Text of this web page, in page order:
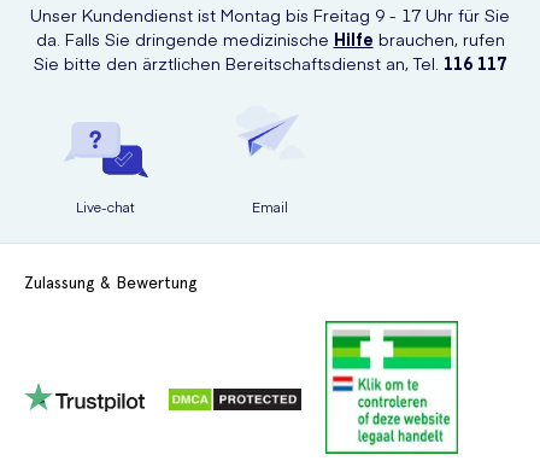
Unser Kundendienst ist Montag bis Freitag 9 - 17 Uhr für Sie
da. Falls Sie dringende medizinische Hilfe brauchen, rufen
Sie bitte den ärztlichen Bereitschaftsdienst an, Tel. 116 117
Live-chat Email
Zulassung & Bewertung